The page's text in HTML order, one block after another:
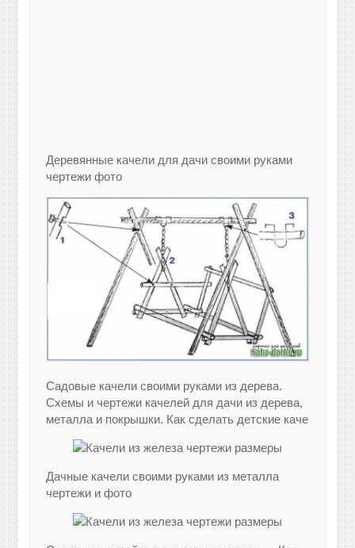
Деревянные качели для дачи своими руками
чертежи фото
Садовые качели своими руками из дерева.
Схемы и чертежи качелей для дачи из дерева,
металла и покрышки. Как сделать детские каче
Дачные качели своими руками из металла
чертежи и фото